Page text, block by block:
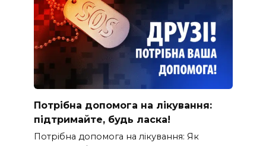
Потрібна допомога на лікування:
підтримайте, будь ласка!
Потрібна допомога на лікування: Як